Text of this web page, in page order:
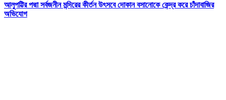
আলুপট্টির পদ্মা সর্বজনীন মন্দিরের কীর্তন উৎসবে দোকান বসানোকে কেন্দ্র করে চাঁদাবাজির
অভিযোগ